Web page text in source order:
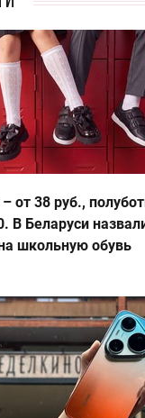
от 38 руб.,
В Беларуси
школьную обувь